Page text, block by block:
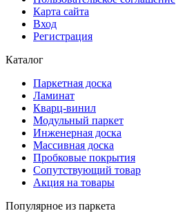
Карта сайта
Вход
Регистрация
Каталог
Паркетная доска
Ламинат
Кварц-винил
Модульный паркет
Инженерная доска
Массивная доска
Пробковые покрытия
Сопутствующий товар
Акция на товары
Популярное из паркета